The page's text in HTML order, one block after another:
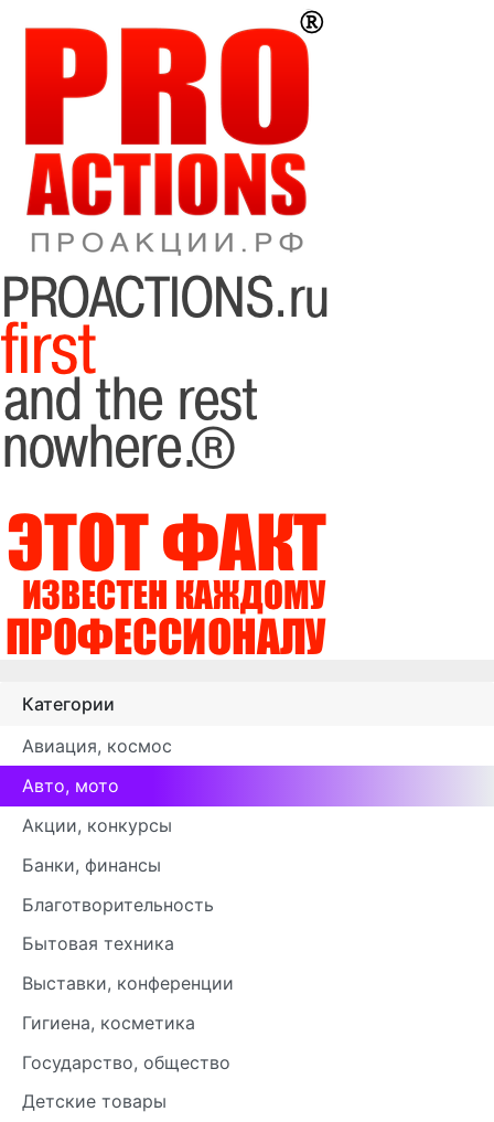
Категории
Авиация, космос
Авто, мото
Акции, конкурсы
Банки, финансы
Благотворительность
Бытовая техника
Выставки, конференции
Гигиена, косметика
Государство, общество
Детские товары